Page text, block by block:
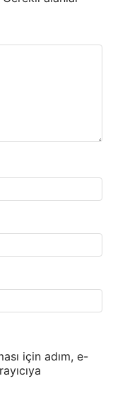
için adım, e-